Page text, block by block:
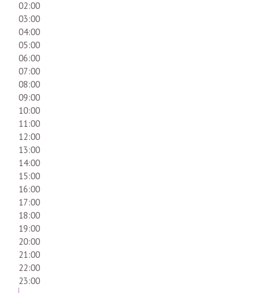
02:00
03:00
04:00
05:00
06:00
07:00
08:00
09:00
10:00
11:00
12:00
13:00
14:00
15:00
16:00
17:00
18:00
19:00
20:00
21:00
22:00
23:00